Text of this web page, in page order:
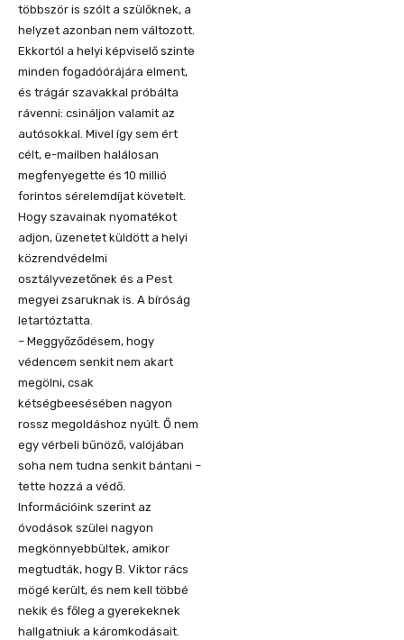
többször is szólt a szülőknek, a
helyzet azonban nem változott.
Ekkortól a helyi képviselő szinte
minden fogadóórájára elment,
és trágár szavakkal próbálta
rávenni: csináljon valamit az
autósokkal. Mivel így sem ért
célt, e-mailben halálosan
megfenyegette és 10 millió
forintos sérelemdíjat követelt.
Hogy szavainak nyomatékot
adjon, üzenetet küldött a helyi
közrendvédelmi
osztályvezetőnek és a Pest
megyei zsaruknak is. A bíróság
letartóztatta.
– Meggyőződésem, hogy
védencem senkit nem akart
megölni, csak
kétségbeesésében nagyon
rossz megoldáshoz nyúlt. Ő nem
egy vérbeli bűnöző, valójában
soha nem tudna senkit bántani –
tette hozzá a védő.
Információink szerint az
óvodások szülei nagyon
megkönnyebbültek, amikor
megtudták, hogy B. Viktor rács
mögé került, és nem kell többé
nekik és főleg a gyerekeknek
hallgatniuk a káromkodásait.